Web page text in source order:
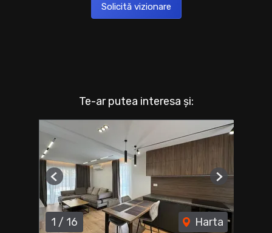
Solicită vizionare
Te-ar putea interesa și:
1 / 16 Harta
Previous Next